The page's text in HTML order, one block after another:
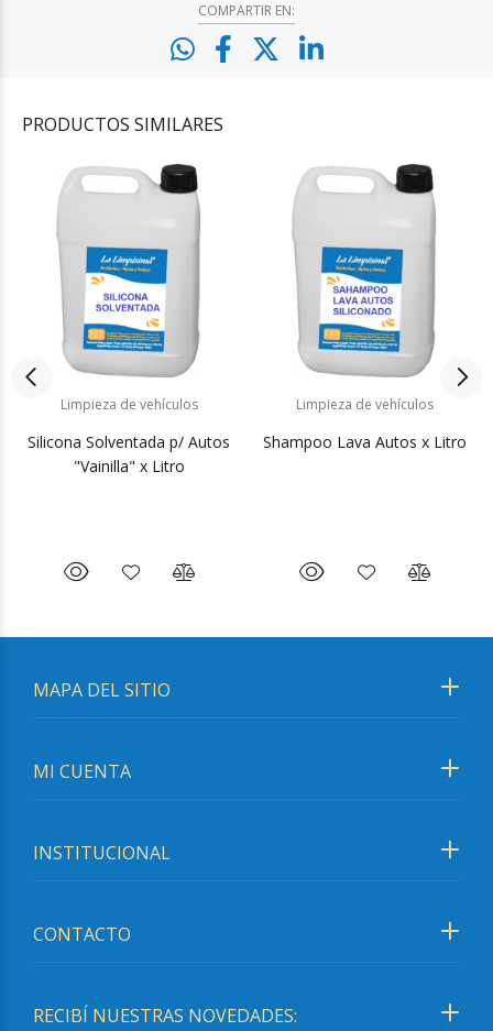
COMPARTIR EN:
PRODUCTOS SIMILARES
Limpieza de vehículos
Silicona Solventada p/ Autos
"Vainilla" x Litro
Limpieza de vehículos
Shampoo Lava Autos x Litro
RECIBÍ NUESTRAS NOVEDADES:
MAPA DEL SITIO
MI CUENTA
INSTITUCIONAL
CONTACTO